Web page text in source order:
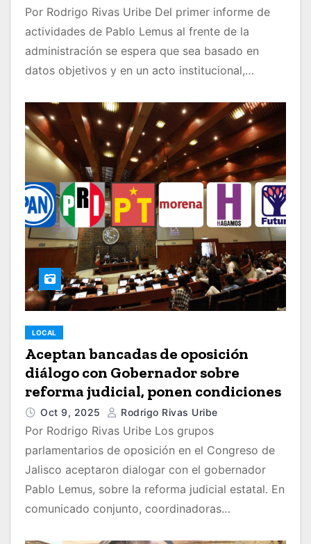
Por Rodrigo Rivas Uribe Del primer informe de
actividades de Pablo Lemus al frente de la
administración se espera que sea basado en
datos objetivos y en un acto institucional,…
LOCAL
Aceptan bancadas de oposición
diálogo con Gobernador sobre
reforma judicial, ponen condiciones
Oct 9, 2025 Rodrigo Rivas Uribe
Por Rodrigo Rivas Uribe Los grupos
parlamentarios de oposición en el Congreso de
Jalisco aceptaron dialogar con el gobernador
Pablo Lemus, sobre la reforma judicial estatal. En
comunicado conjunto, coordinadoras…